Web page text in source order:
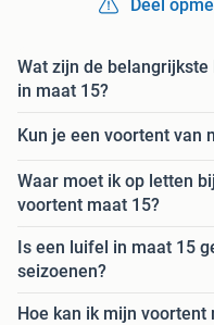
Deel
Wat zijn de
in maat 15?
Kun je een voortent van
Waar moet ik op letten
voortent maat 15?
Is een luifel in maat 15
seizoenen?
Hoe kan ik mijn